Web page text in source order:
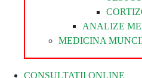
ANALIZE
MEDICINA
CONSULTATII ONLINE